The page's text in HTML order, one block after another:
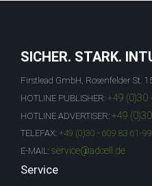
SICHER. STARK.
Firstlead GmbH, Rosenfelder St.
HOTLINE PUBLISHER: +49 (0)30
HOTLINE ADVERTISER: +49
TELEFAX: +49 (0)30 - 609 83 61-99
E-MAIL: service@adcell.de
Service